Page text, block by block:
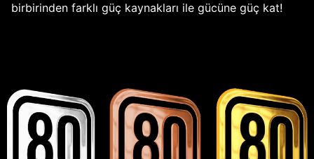
birbirinden farklı güç kaynakları ile gücüne güç kat!